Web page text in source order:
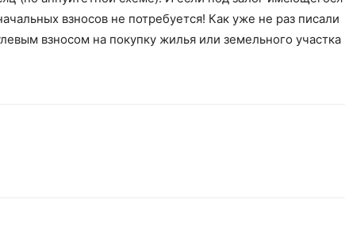
взносов не потребуется! Как уже не раз писали
взносом на покупку жилья или земельного участка